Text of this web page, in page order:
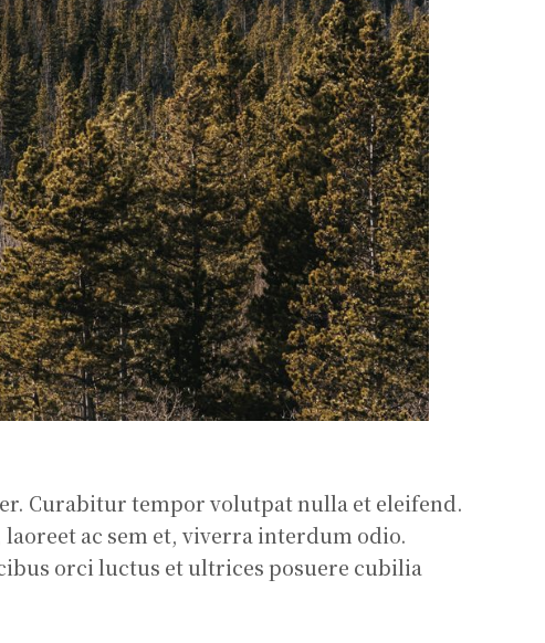
Curabitur tempor volutpat nulla et eleifend.
ac sem et, viverra interdum odio.
orci luctus et ultrices posuere cubilia